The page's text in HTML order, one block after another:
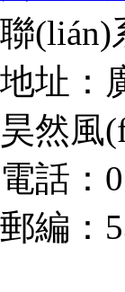
聯(lián)
地址：
昊然風
電話：
郵編：